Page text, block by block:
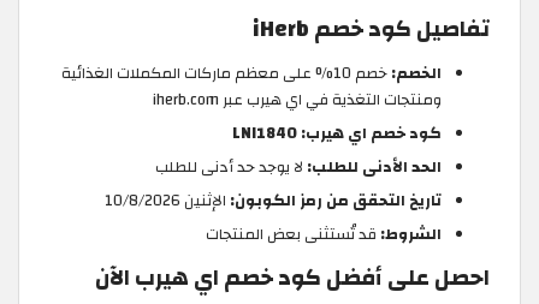
تفاصيل كود خصم iHerb
الخصم:
خصم 10% على معظم ماركات المكملات الغذائية
ومنتجات التغذية في اي هيرب عبر iherb.com
كود خصم اي هيرب: LNI1840
الحد الأدنى للطلب: لا يوجد حد أدنى للطلب
تاريخ التحقق من رمز الكوبون: الإثنين 10/8/2026
الشروط: قد تُستثنى بعض المنتجات
احصل على أفضل كود خصم اي هيرب الآن